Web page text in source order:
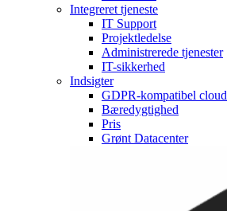
Integreret tjeneste
IT Support
Projektledelse
Administrerede tjenester
IT-sikkerhed
Indsigter
GDPR-kompatibel cloud
Bæredygtighed
Pris
Grønt Datacenter